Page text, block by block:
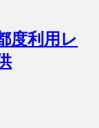
度利用レ